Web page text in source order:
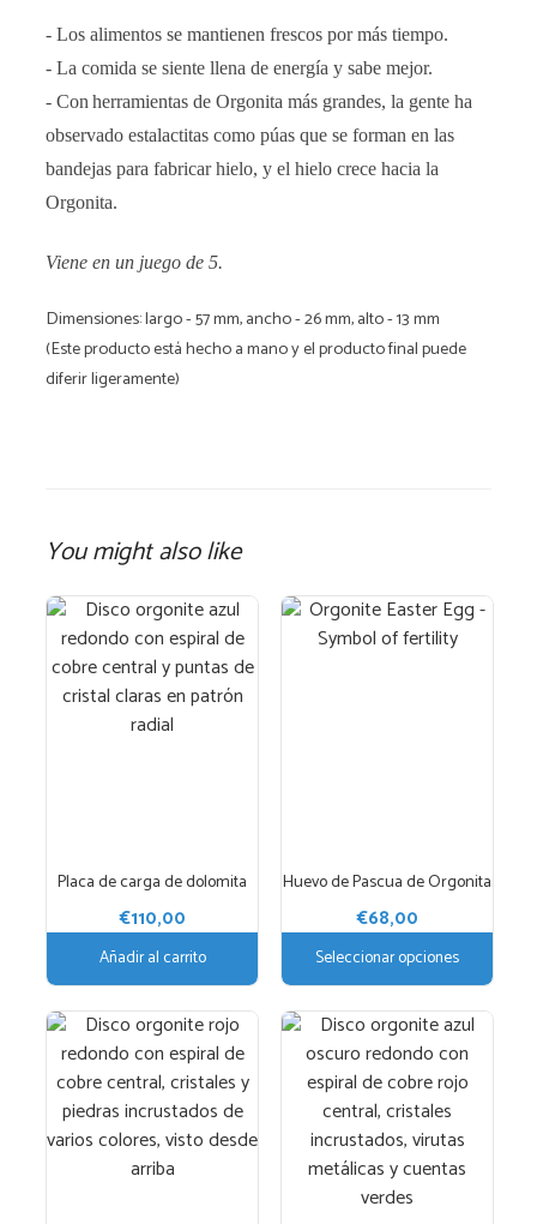
- Los alimentos se mantienen frescos por más tiempo.
- La comida se siente llena de energía y sabe mejor.
- Con herramientas de Orgonita más grandes, la gente ha
observado estalactitas como púas que se forman en las
bandejas para fabricar hielo, y el hielo crece hacia la
Orgonita.
Viene en un juego de 5.
Dimensiones: largo - 57 mm, ancho - 26 mm, alto - 13 mm
(Este producto está hecho a mano y el producto final puede
diferir ligeramente)
You might also like
Placa de carga de dolomita
€110,00
Añadir al carrito
Huevo de Pascua de Orgonita
€68,00
Seleccionar opciones
Este
producto
elegir
en
la
página
de
producto